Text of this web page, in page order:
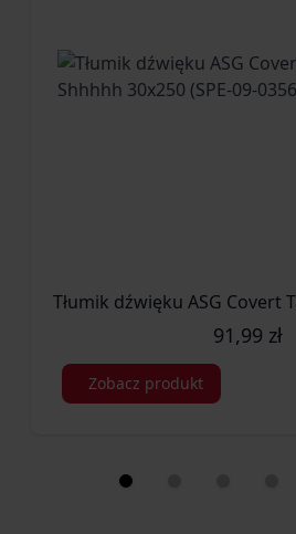
Tłumik dźwięku ASG Covert
91,99 zł
Zobacz produkt